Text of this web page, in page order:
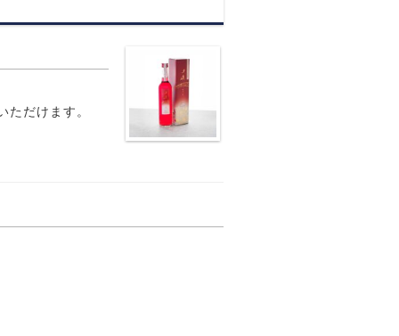
だけます。